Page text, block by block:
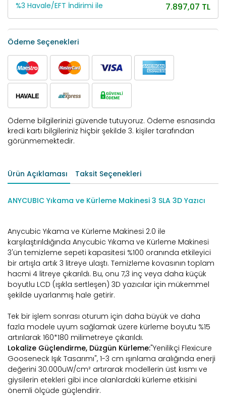
%3 Havale/EFT İndirimi ile 7.897,07 TL
Ödeme Seçenekleri
Ödeme bilgilerinizi güvende tutuyoruz. Ödeme esnasında
kredi kartı bilgileriniz hiçbir şekilde 3. kişiler tarafından
görünmemektedir.
Ürün Açıklaması Taksit Seçenekleri
ANYCUBIC Yıkama ve Kürleme Makinesi 3 SLA 3D Yazıcı
Anycubic Yıkama ve Kürleme Makinesi 2.0 ile
karşılaştırıldığında Anycubic Yıkama ve Kürleme Makinesi
3'ün temizleme sepeti kapasitesi %100 oranında etkileyici
bir artışla artık 3 litreye ulaştı. Temizleme kovasının toplam
hacmi 4 litreye çıkarıldı. Bu, onu 7,3 inç veya daha küçük
boyutlu LCD (ışıkla sertleşen) 3D yazıcılar için mükemmel
şekilde uyarlanmış hale getirir.
Tek bir işlem sonrası oturum için daha büyük ve daha
fazla modele uyum sağlamak üzere kürleme boyutu %15
artırılarak 160*180 milimetreye çıkarıldı.
Lokalize Güçlendirme, Düzgün Kürleme:"Yenilikçi Flexicure
Gooseneck Işık Tasarımı", 1-3 cm ışınlama aralığında enerji
değerini 30.000uW/cm² artırarak modellerin üst kısmı ve
giysilerin etekleri gibi ince alanlardaki kürleme etkisini
önemli ölçüde güçlendirir.